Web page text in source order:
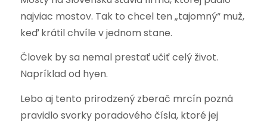
najviac mostov. Tak to chcel ten „tajomný“ muž,
keď krátil chvíle v jednom stane.
Človek by sa nemal prestať učiť celý život.
Napríklad od hyen.
Lebo aj tento prirodzený zberač mrcín pozná
pravidlo svorky poradového čísla, ktoré jej